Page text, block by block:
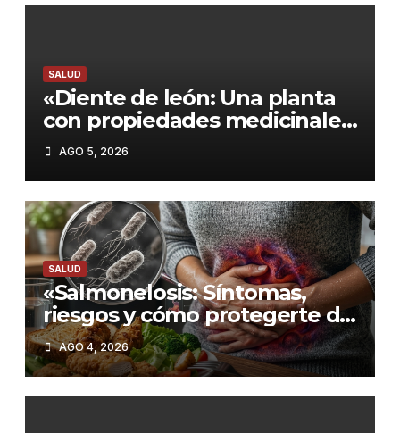
SALUD
«Diente de león: Una planta
con propiedades medicinales
para el hígado, los riñones y
más»
AGO 5, 2026
SALUD
«Salmonelosis: Síntomas,
riesgos y cómo protegerte de
esta infección»
AGO 4, 2026